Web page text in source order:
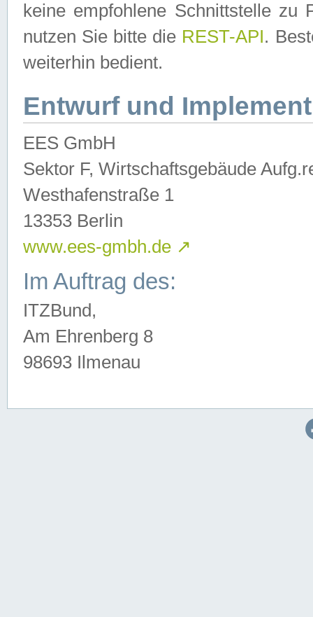
keine empfohlene Schnittstelle zu
nutzen Sie bitte die REST-API.
weiterhin bedient.
Entwurf und
EES GmbH
Sektor F, Wirtschaftsgebäude
Westhafenstraße 1
13353 Berlin
www.ees-gmbh.de ↗
Im Auftrag des:
ITZBund,
Am Ehrenberg 8
98693 Ilmenau